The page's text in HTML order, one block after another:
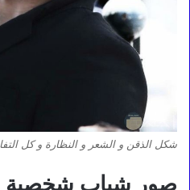
شكل الذقن و الشعر و النظارة و كل
صور شباب شخصية